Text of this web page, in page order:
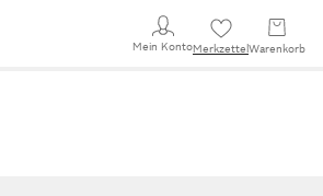
Mein KontoMerkzettel Warenkorb